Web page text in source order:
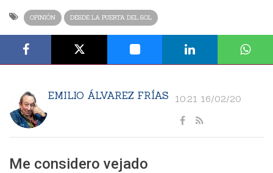
OPINIÓN DESDE LA PUERTA DEL SOL
EMILIO ÁLVAREZ FRÍAS 10:21 16/02/20
Me considero vejado